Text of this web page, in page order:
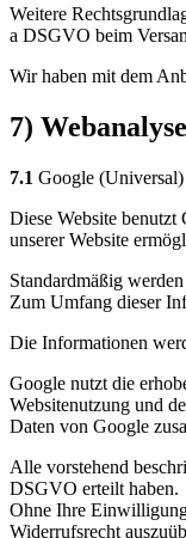
Weitere
a DSGVO beim
Wir haben mit dem
7)
7.1 Google
Diese Website
unserer Website
Standardmäßig
Zum Umfang dieser
Die Informationen
Google nutzt die
Websitenutzung und
Daten von Google
Alle vorstehend
DSGVO erteilt haben.
Ohne Ihre
Widerrufsrecht